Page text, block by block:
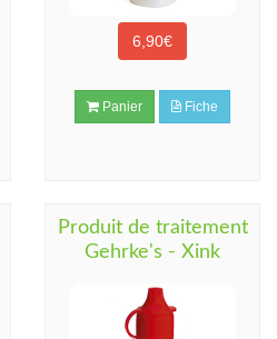
6,90€
Panier Fiche
Produit de traitement
Gehrke's - Xink